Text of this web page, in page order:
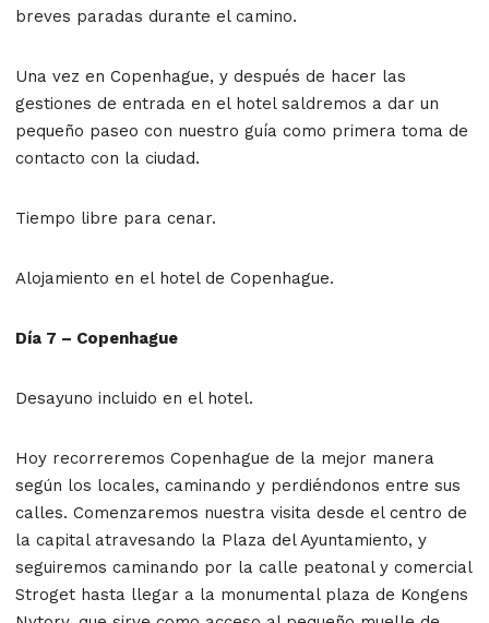
breves paradas durante el camino.
Una vez en Copenhague, y después de hacer las
gestiones de entrada en el hotel saldremos a dar un
pequeño paseo con nuestro guía como primera toma de
contacto con la ciudad.
Tiempo libre para cenar.
Alojamiento en el hotel de Copenhague.
Día 7 – Copenhague
Desayuno incluido en el hotel.
Hoy recorreremos Copenhague de la mejor manera
según los locales, caminando y perdiéndonos entre sus
calles. Comenzaremos nuestra visita desde el centro de
la capital atravesando la Plaza del Ayuntamiento, y
seguiremos caminando por la calle peatonal y comercial
Stroget hasta llegar a la monumental plaza de Kongens